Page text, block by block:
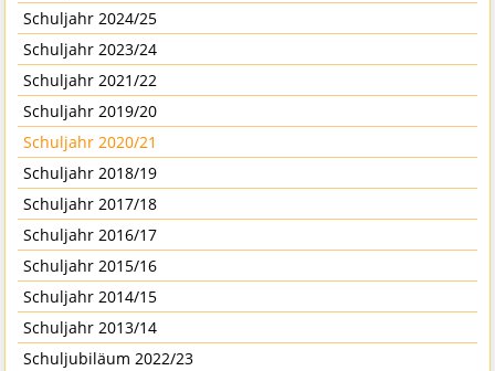
Schuljahr 2024/25
Schuljahr 2023/24
Schuljahr 2021/22
Schuljahr 2019/20
Schuljahr 2020/21
Schuljahr 2018/19
Schuljahr 2017/18
Schuljahr 2016/17
Schuljahr 2015/16
Schuljahr 2014/15
Schuljahr 2013/14
Schuljubiläum 2022/23